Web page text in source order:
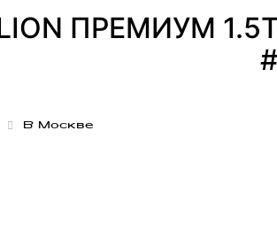
ПРЕМИУМ
В Москве